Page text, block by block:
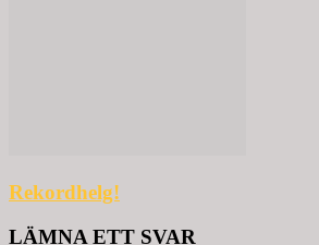
Rekordhelg!
LÄMNA ETT SVAR